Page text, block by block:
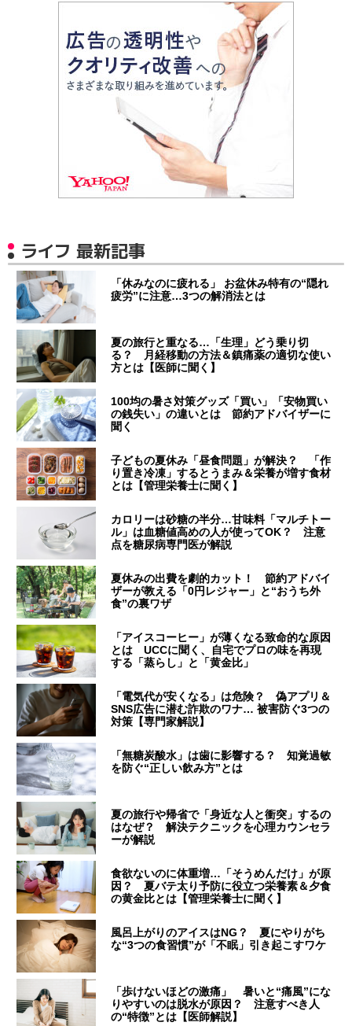
ライフ 最新記事
「休みなのに疲れる」 お盆休み特有の“隠れ
疲労”に注意…3つの解消法とは
夏の旅行と重なる…「生理」どう乗り切
る？ 月経移動の方法＆鎮痛薬の適切な使い
方とは【医師に聞く】
100均の暑さ対策グッズ「買い」「安物買い
の銭失い」の違いとは 節約アドバイザーに
聞く
子どもの夏休み「昼食問題」が解決？ 「作
り置き冷凍」するとうまみ＆栄養が増す食材
とは【管理栄養士に聞く】
カロリーは砂糖の半分…甘味料「マルチトー
ル」は血糖値高めの人が使ってOK？ 注意
点を糖尿病専門医が解説
夏休みの出費を劇的カット！ 節約アドバイ
ザーが教える「0円レジャー」と“おうち外
食”の裏ワザ
「アイスコーヒー」が薄くなる致命的な原因
とは UCCに聞く、自宅でプロの味を再現
する「蒸らし」と「黄金比」
「電気代が安くなる」は危険？ 偽アプリ＆
SNS広告に潜む詐欺のワナ… 被害防ぐ3つの
対策【専門家解説】
「無糖炭酸水」は歯に影響する？ 知覚過敏
を防ぐ“正しい飲み方”とは
夏の旅行や帰省で「身近な人と衝突」するの
はなぜ？ 解決テクニックを心理カウンセラ
ーが解説
食欲ないのに体重増…「そうめんだけ」が原
因？ 夏バテ太り予防に役立つ栄養素＆夕食
の黄金比とは【管理栄養士に聞く】
風呂上がりのアイスはNG？ 夏にやりがち
な“3つの食習慣”が「不眠」引き起こすワケ
「歩けないほどの激痛」 暑いと“痛風”にな
りやすいのは脱水が原因？ 注意すべき人
の“特徴”とは【医師解説】